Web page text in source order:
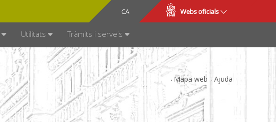
CA
ES Webs oficials
Utilitats Tràmits i serveis
Mapa web Ajuda